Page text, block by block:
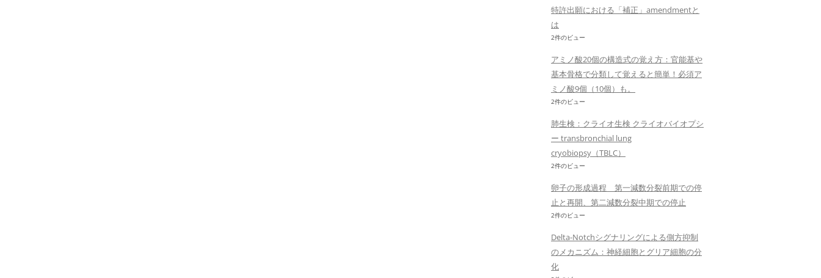
特許出願における「補正」amendmentと
は
2件のビュー
アミノ酸20個の構造式の覚え方：官能基や
基本骨格で分類して覚えると簡単！必須ア
ミノ酸9個（10個）も。
2件のビュー
肺生検：クライオ生検 クライオバイオプシ
ー transbronchial lung
cryobiopsy（TBLC）
2件のビュー
卵子の形成過程 第一減数分裂前期での停
止と再開、第二減数分裂中期での停止
2件のビュー
Delta-Notchシグナリングによる側方抑制
のメカニズム：神経細胞とグリア細胞の分
化